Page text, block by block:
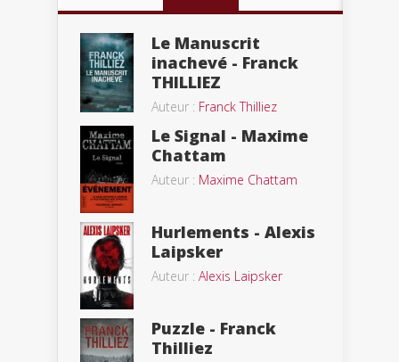
Le Manuscrit
inachevé - Franck
THILLIEZ
Auteur : Franck Thilliez
Le Signal - Maxime
Chattam
Auteur : Maxime Chattam
Hurlements - Alexis
Laipsker
Auteur : Alexis Laipsker
Puzzle - Franck
Thilliez